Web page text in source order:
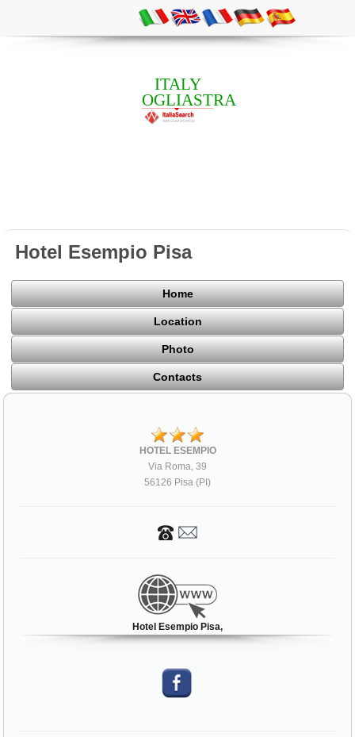
ITALY
OGLIASTRA
Hotel Esempio Pisa
Home
Location
Photo
Contacts
HOTEL ESEMPIO
Via Roma, 39
56126 Pisa (PI)
Hotel Esempio Pisa,